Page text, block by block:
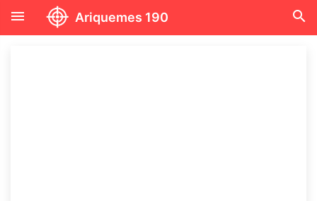
menu Ariquemes 190 search